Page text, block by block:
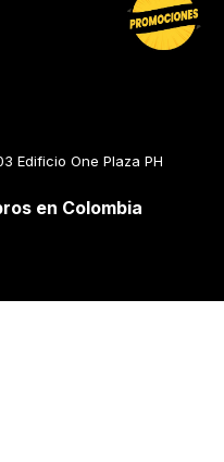
Edificio One Plaza PH
en Colombia